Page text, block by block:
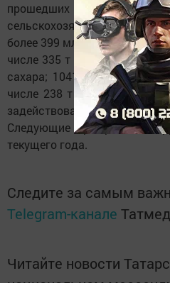
прошедших 6-и
сельскохозяйственной
более 399 млн. рублей; из
числе 335 т картофеля; 115
сахара; 1041 тыс. шт
числе 238 т говядины. Для
задействовано 4 729 единиц
Следующие ярмарки
текущего года.
Следите за самым
Telegram-канале
Читайте новости